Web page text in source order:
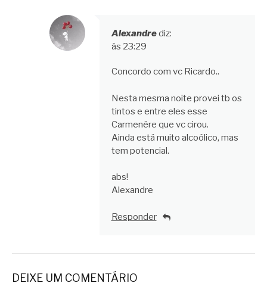
Alexandrediz:
às 23:29
Concordo com vc Ricardo..
Nesta mesma noite provei tb os
tintos e entre eles esse
Carmenére que vc cirou.
Ainda está muito alcoólico, mas
tem potencial.
abs!
Alexandre
Responder
DEIXE UM COMENTÁRIO